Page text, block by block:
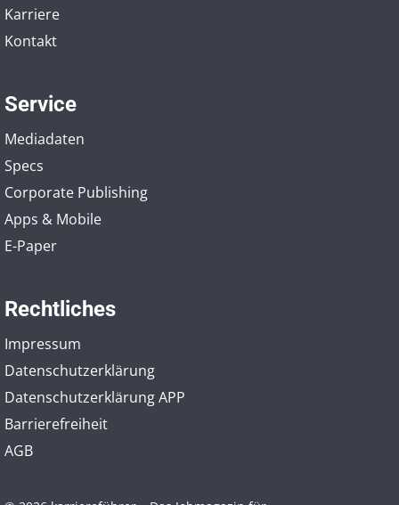
Karriere
Kontakt
Service
Mediadaten
Specs
Corporate Publishing
Apps & Mobile
E-Paper
Rechtliches
Impressum
Datenschutzerklärung
Datenschutzerklärung APP
Barrierefreiheit
AGB